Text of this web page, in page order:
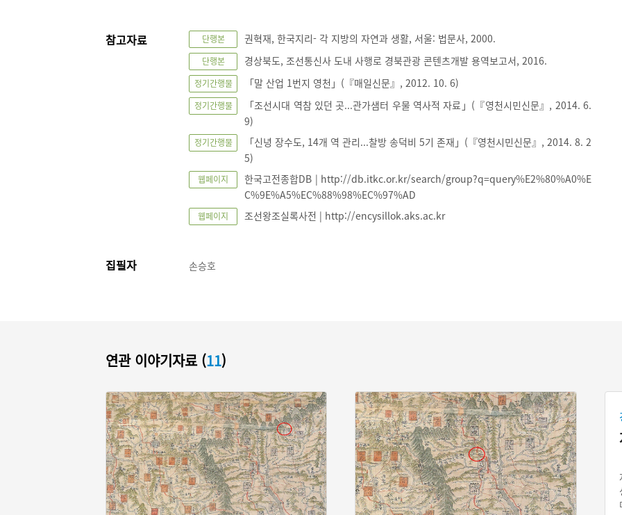
참고자료 단행본 권혁재, 한국지리- 각 지방의 자연과 생활, 서울: 법문사, 2000.
단행본 경상북도, 조선통신사 도내 사행로 경북관광 콘텐츠개발 용역보고서, 2016.
정기간행물 「말 산업 1번지 영천」(『매일신문』, 2012. 10. 6)
정기간행물
「조선시대 역참 있던 곳...관가샘터 우물 역사적 자료」(『영천시민신문』, 2014. 6.
9)
정기간행물
「신녕 장수도, 14개 역 관리...찰방 송덕비 5기 존재」(『영천시민신문』, 2014. 8. 2
5)
웹페이지
한국고전종합DB | http://db.itkc.or.kr/search/group?q=query%E2%80%A0%E
C%9E%A5%EC%88%98%EC%97%AD
웹페이지 조선왕조실록사전 | http://encysillok.aks.ac.kr
집필자 손승호
연관 이야기자료 (11)